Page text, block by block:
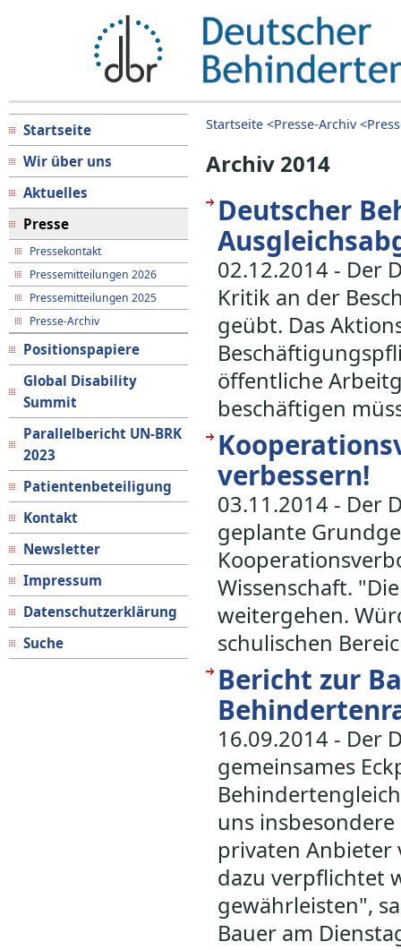
Startseite
Wir über uns
Aktuelles
Presse
Pressekontakt
Pressemitteilungen 2026
Pressemitteilungen 2025
Presse-Archiv
Positionspapiere
Global Disability
Summit
Parallelbericht UN-BRK
2023
Patientenbeteiligung
Kontakt
Newsletter
Impressum
Datenschutzerklärung
Suche
Startseite <Presse-Archiv <
Archiv 2014
Deutscher
02.12.2014 - Der
Kritik an der
geübt. Das
öffentliche
beschäftigen
verbessern!
03.11.2014 - Der
geplante
Wissenschaft.
weitergehen.
schulischen
Bericht zur
16.09.2014 - Der
gemeinsames
uns
privaten Anbieter
dazu verpflichtet
gewährleisten",
Bauer am